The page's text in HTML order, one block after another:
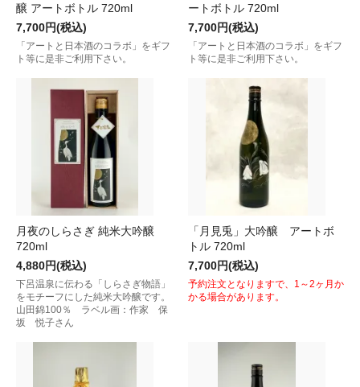
醸 アートボトル 720ml
7,700円(税込)
「アートと日本酒のコラボ」をギフ
ト等に是非ご利用下さい。
ートボトル 720ml
7,700円(税込)
「アートと日本酒のコラボ」をギフ
ト等に是非ご利用下さい。
月夜のしらさぎ 純米大吟醸
720ml
4,880円(税込)
下呂温泉に伝わる「しらさぎ物語」
をモチーフにした純米大吟醸です。
山田錦100％ ラベル画：作家 保
坂 悦子さん
「月見兎」大吟醸 アートボ
トル 720ml
7,700円(税込)
予約注文となりますで、1～2ヶ月か
かる場合があります。